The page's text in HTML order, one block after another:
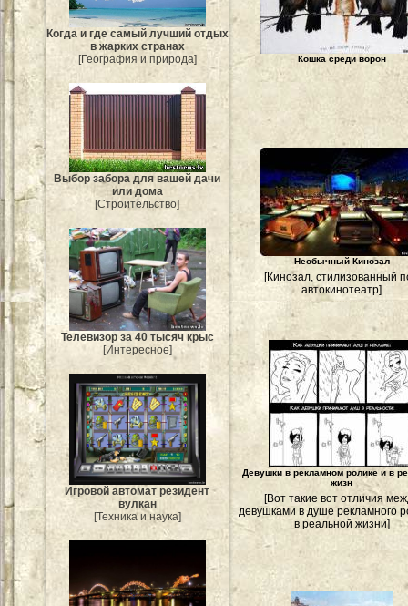
Когда и где самый лучший отдых
в жарких странах
[География и природа]
Выбор забора для вашей дачи
или дома
[Строительство]
Телевизор за 40 тысяч крыс
[Интересное]
Игровой автомат резидент
вулкан
[Техника и наука]
Кошка среди ворон
Необычный Кинозал
[Кинозал, стилизованный
автокинотеатр]
Девушки в рекламном ролике и в
жизн
[Вот такие вот отличия
девушками в душе рекламного
в реальной жизни]